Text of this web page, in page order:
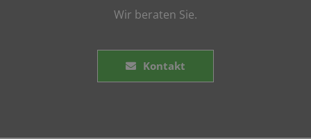
Wir beraten Sie.
Kontakt